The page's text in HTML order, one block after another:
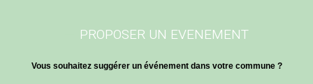
PROPOSER UN EVENEMENT
Vous souhaitez suggérer un événement dans votre commune ?